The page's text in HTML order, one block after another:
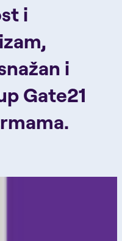
i
i
Gate21